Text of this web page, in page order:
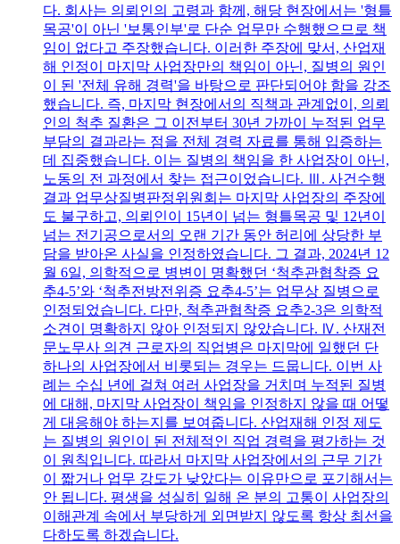
다. 회사는 의뢰인의 고령과 함께, 해당 현장에서는 '형틀
목공'이 아닌 '보통인부'로 단순 업무만 수행했으므로 책
임이 없다고 주장했습니다. 이러한 주장에 맞서, 산업재
해 인정이 마지막 사업장만의 책임이 아닌, 질병의 원인
이 된 '전체 유해 경력'을 바탕으로 판단되어야 함을 강조
했습니다. 즉, 마지막 현장에서의 직책과 관계없이, 의뢰
인의 척추 질환은 그 이전부터 30년 가까이 누적된 업무
부담의 결과라는 점을 전체 경력 자료를 통해 입증하는
데 집중했습니다. 이는 질병의 책임을 한 사업장이 아닌,
노동의 전 과정에서 찾는 접근이었습니다. Ⅲ. 사건수행
결과 업무상질병판정위원회는 마지막 사업장의 주장에
도 불구하고, 의뢰인이 15년이 넘는 형틀목공 및 12년이
넘는 전기공으로서의 오랜 기간 동안 허리에 상당한 부
담을 받아온 사실을 인정하였습니다. 그 결과, 2024년 12
월 6일, 의학적으로 병변이 명확했던 ‘척추관협착증 요
추4-5’와 ‘척추전방전위증 요추4-5’는 업무상 질병으로
인정되었습니다. 다만, 척추관협착증 요추2-3은 의학적
소견이 명확하지 않아 인정되지 않았습니다. Ⅳ. 산재전
문노무사 의견 근로자의 직업병은 마지막에 일했던 단
하나의 사업장에서 비롯되는 경우는 드뭅니다. 이번 사
례는 수십 년에 걸쳐 여러 사업장을 거치며 누적된 질병
에 대해, 마지막 사업장이 책임을 인정하지 않을 때 어떻
게 대응해야 하는지를 보여줍니다. 산업재해 인정 제도
는 질병의 원인이 된 전체적인 직업 경력을 평가하는 것
이 원칙입니다. 따라서 마지막 사업장에서의 근무 기간
이 짧거나 업무 강도가 낮았다는 이유만으로 포기해서는
안 됩니다. 평생을 성실히 일해 온 분의 고통이 사업장의
이해관계 속에서 부당하게 외면받지 않도록 항상 최선을
다하도록 하겠습니다.